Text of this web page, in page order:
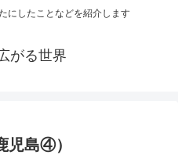
にしたことなどを紹介します
がる世界
児島④）